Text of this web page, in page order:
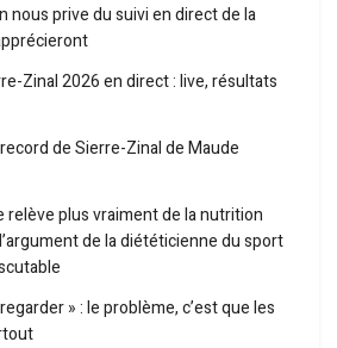
nous prive du suivi en direct de la
Zinal 2026 en direct : live, résultats
de Sierre-Zinal de Maude
relève plus vraiment de la nutrition
de la diététicienne du sport
regarder » : le problème, c’est que les